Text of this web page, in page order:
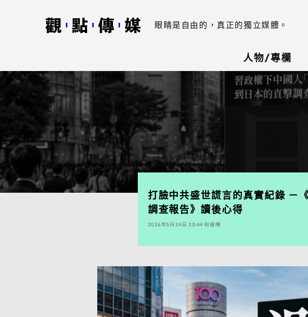
眼睛是自由的，真正的獨立媒體。
人物/專欄
打臉中共盛世謊言的真實紀錄 －
調查報告》讀後心得
2026年5月24日 20:44 何語嘈